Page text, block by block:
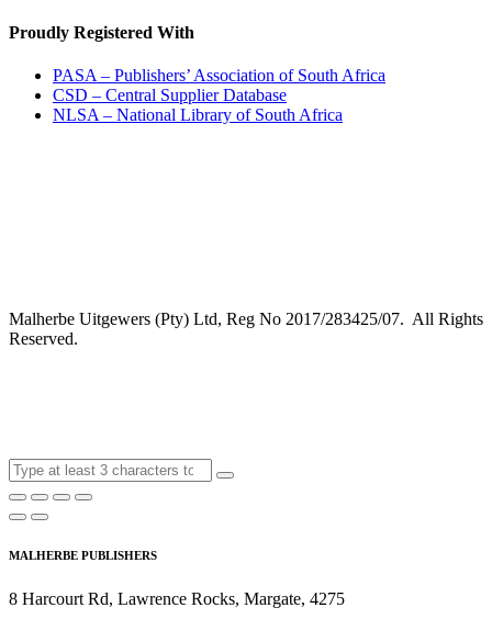
Proudly Registered With
PASA – Publishers’ Association of South Africa
CSD – Central Supplier Database
NLSA – National Library of South Africa
Malherbe Uitgewers (Pty) Ltd, Reg No 2017/283425/07. All Rights
Reserved.
MALHERBE PUBLISHERS
8 Harcourt Rd, Lawrence Rocks, Margate, 4275